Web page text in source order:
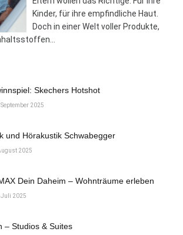
Kinder, für ihre empfindliche Haut.
Doch in einer Welt voller Produkte,
Skechers Hotshot
2025
und Hörakustik Schwabegger
2025
Dein Daheim – Wohnträume erleben
Juli 2025
– Studios & Suites